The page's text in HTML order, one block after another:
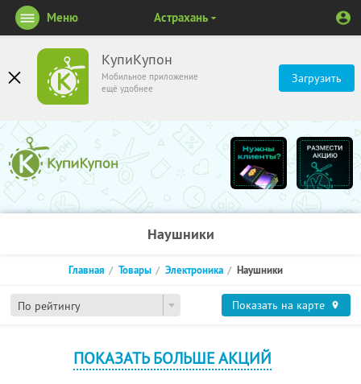
КупиКупон
Мобильное приложение
ещё удобнее
Загрузить
Меню Астрахань
Наушники
По рейтингу
Главная Товары Электроника Наушники
Показать на карте
ПОКАЗАТЬ БОЛЬШЕ АКЦИЙ